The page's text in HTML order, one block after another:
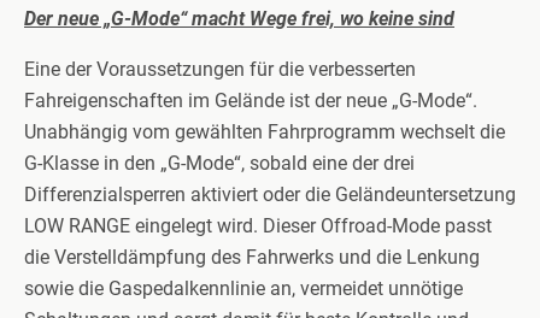
Der neue „G-Mode“ macht Wege frei, wo keine sind
Eine der Voraussetzungen für die verbesserten
Fahreigenschaften im Gelände ist der neue „G-Mode“.
Unabhängig vom gewählten Fahrprogramm wechselt die
G-Klasse in den „G-Mode“, sobald eine der drei
Differenzialsperren aktiviert oder die Geländeuntersetzung
LOW RANGE eingelegt wird. Dieser Offroad-Mode passt
die Verstelldämpfung des Fahrwerks und die Lenkung
sowie die Gaspedalkennlinie an, vermeidet unnötige